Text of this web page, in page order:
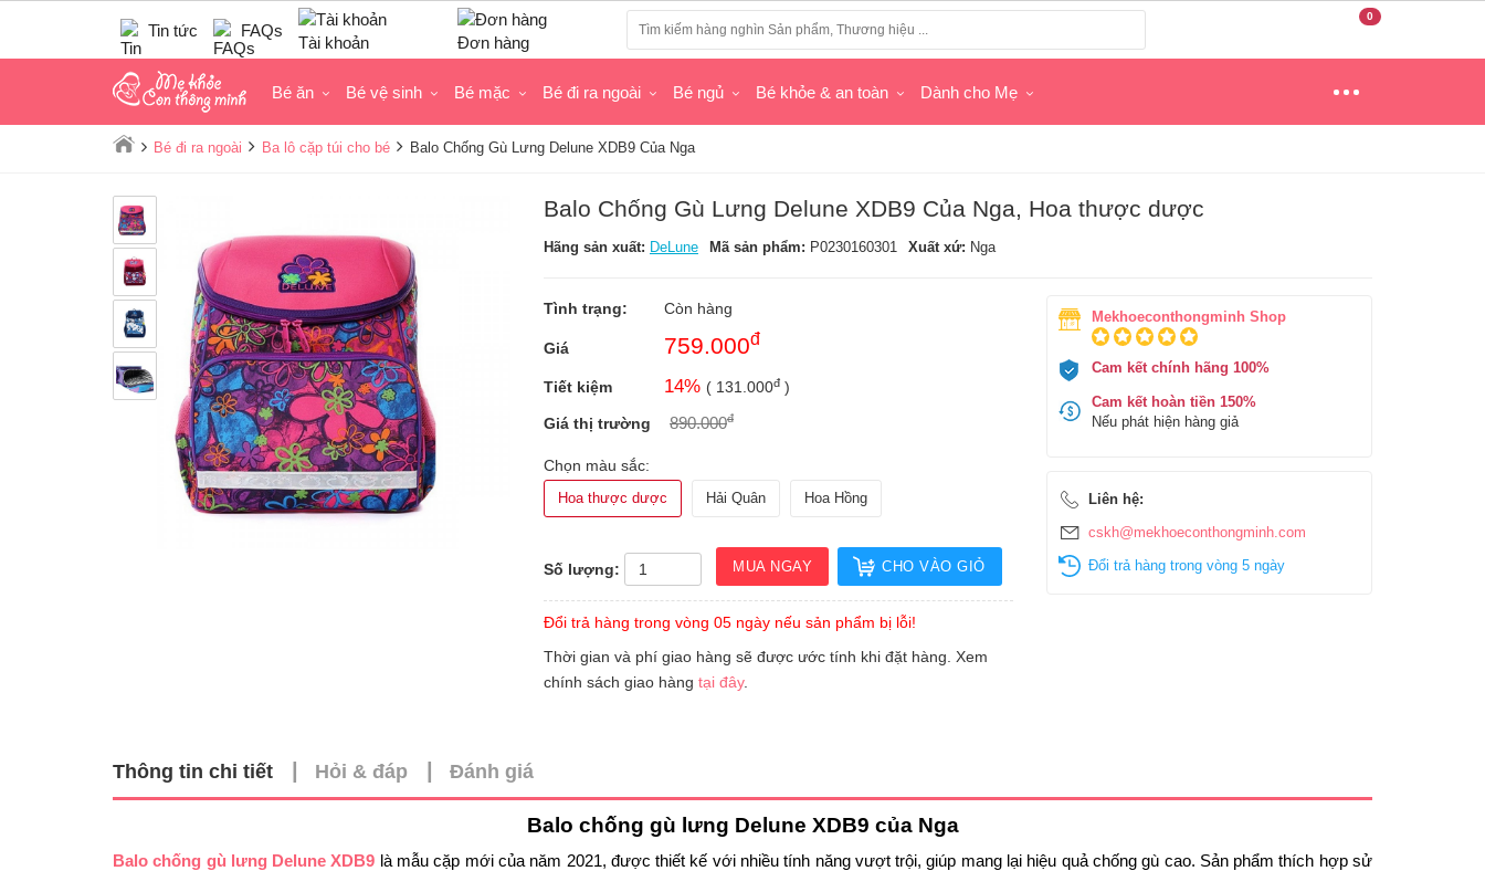
Tin tức FAQs
Tài khoản Đơn hàng
0
Bé ăn Bé vệ sinh Bé mặc Bé đi ra ngoài Bé ngủ Bé khỏe & an toàn Dành cho Mẹ
Bé đi ra ngoài Ba lô cặp túi cho bé Balo Chống Gù Lưng Delune XDB9 Của Nga
Balo Chống Gù Lưng Delune XDB9 Của Nga, Hoa thược dược
Hãng sản xuất: DeLune Mã sản phẩm: P0230160301 Xuất xứ: Nga
Tình trạng: Còn hàng
Giá 759.000đ
Tiết kiệm 14% ( 131.000đ )
Giá thị trường 890.000đ
Chọn màu sắc:
Hoa thược dược Hải Quân Hoa Hồng
Số lượng: MUA NGAY CHO VÀO GIỎ
Đổi trả hàng trong vòng 05 ngày nếu sản phẩm bị lỗi!
Thời gian và phí giao hàng sẽ được ước tính khi đặt hàng. Xem
chính sách giao hàng tại đây.
Mekhoeconthongminh Shop
Cam kết chính hãng 100%
Cam kết hoàn tiền 150%
Nếu phát hiện hàng giả
Liên hệ:
cskh@mekhoeconthongminh.com
Đổi trả hàng trong vòng 5 ngày
Thông tin chi tiết Hỏi & đáp Đánh giá
Balo chống gù lưng Delune XDB9 của Nga
Balo chống gù lưng Delune XDB9 là mẫu cặp mới của năm 2021, được thiết kế với nhiều tính năng vượt trội, giúp mang lại hiệu quả chống gù cao. Sản phẩm thích hợp sử